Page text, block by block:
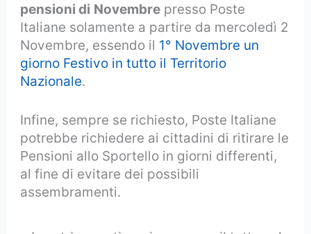
pensioni di Novembre presso Poste
Italiane solamente a partire da mercoledì 2
Novembre, essendo il 1° Novembre un
giorno Festivo in tutto il Territorio
Nazionale.
Infine, sempre se richiesto, Poste Italiane
potrebbe richiedere ai cittadini di ritirare le
Pensioni allo Sportello in giorni differenti,
al fine di evitare dei possibili
assembramenti.